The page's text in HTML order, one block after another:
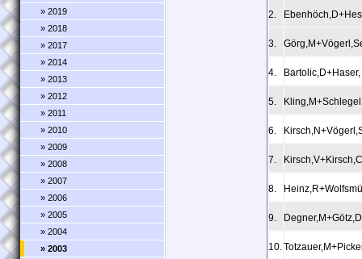
» 2019
» 2018
» 2017
» 2014
» 2013
» 2012
» 2011
» 2010
» 2009
» 2008
» 2007
» 2006
» 2005
» 2004
» 2003
2.
3.
4. Bartolic,D+Haser,
5.
6.
7.
8.
9. Degner,M+Götz,D
10.